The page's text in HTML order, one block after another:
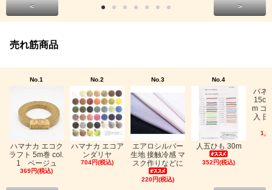
< >
売れ筋商品
No.1
ハマナカ エコク
ラフト 5m巻 col.
1 ベージュ
369円(税込)
No.2
ハマナカ エコア
ンダリヤ
704円(税込)
No.3
エアロシルバー
生地 接触冷感 マ
スク作りなどに
220円(税込)
No.4
人五ひも 30m
352円(税込)
バネ
m ゴ
入